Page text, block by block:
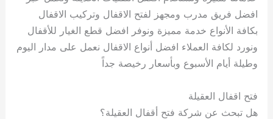
افضل فريق مدرب ومجهز لفتح الاقفال وتركيب الاقفال
بكافة الأنواع خدمة مميزة ونوفر افضل قطع الغيار للأقفال
ونورد لكافة العملاء افضل أنواع الاقفال نعمل على مدار اليوم
وطيلة أيام الأسبوع وبأسعار رخيصة جداً
فتح اقفال العقيلة
هل تبحث عن شركة فتح أقفال العقيلة؟